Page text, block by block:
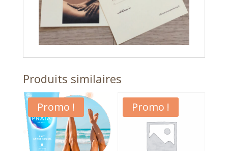
Produits similaires
Promo ! Promo !